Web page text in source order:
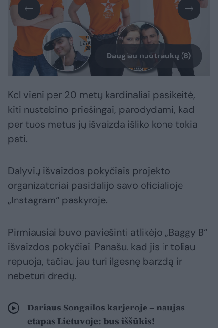
Daugiau nuotraukų (8)
Kol vieni per 20 metų kardinaliai pasikeitė,
kiti nustebino priešingai, parodydami, kad
per tuos metus jų išvaizda išliko kone tokia
pati.
Dalyvių išvaizdos pokyčiais projekto
organizatoriai pasidalijo savo oficialioje
„Instagram“ paskyroje.
Pirmiausiai buvo paviešinti atlikėjo „Baggy B“
išvaizdos pokyčiai. Panašu, kad jis ir toliau
repuoja, tačiau jau turi ilgesnę barzdą ir
nebeturi dredų.
Dariaus Songailos karjeroje – naujas
etapas Lietuvoje: bus iššūkis!